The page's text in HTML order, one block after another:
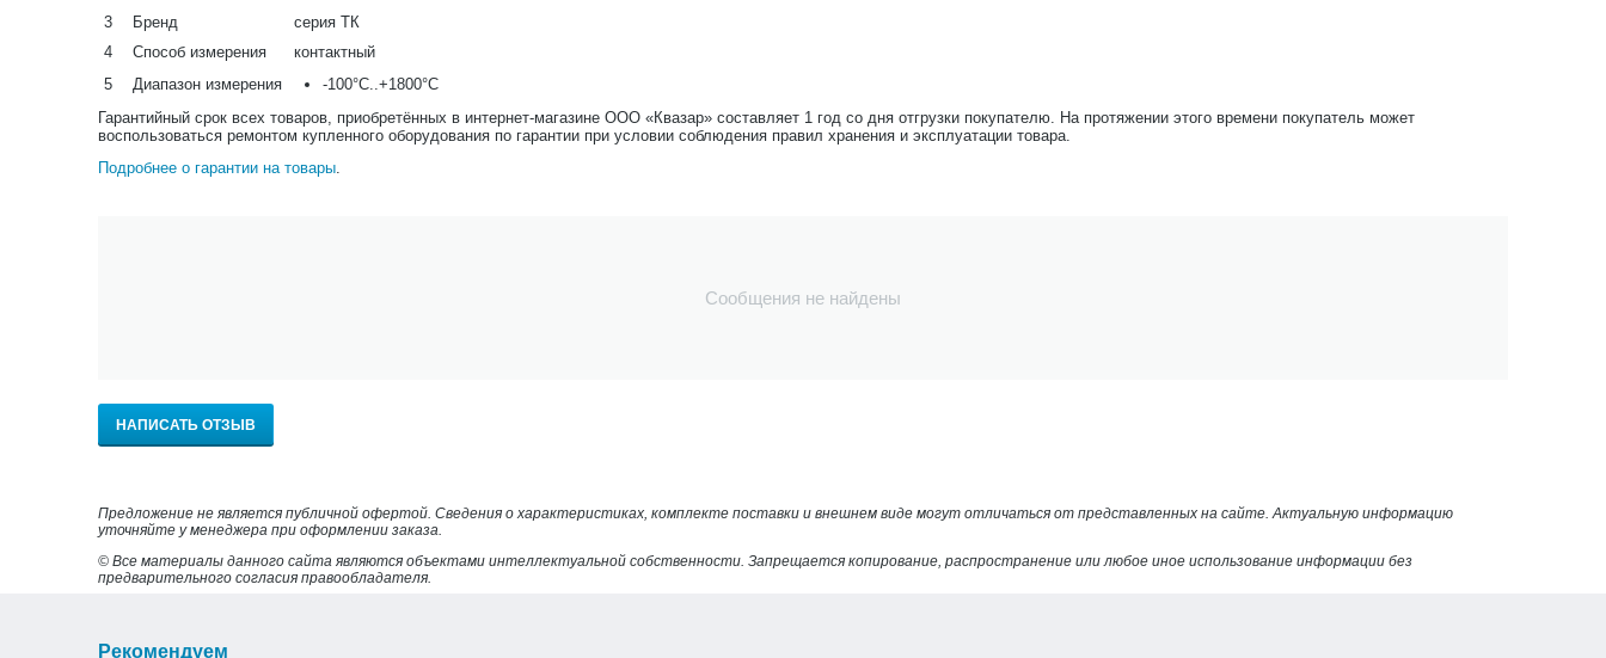
3
Бренд
серия ТК
4
Способ измерения
контактный
5
Диапазон измерения
-100°С..+1800°С
Гарантийный срок всех товаров, приобретённых в интернет-магазине ООО «Квазар» составляет 1 год со дня отгрузки покупателю. На протяжении этого времени покупатель может
воспользоваться ремонтом купленного оборудования по гарантии при условии соблюдения правил хранения и эксплуатации товара.
Подробнее о гарантии на товары.
Сообщения не найдены
НАПИСАТЬ ОТЗЫВ
Предложение не является публичной офертой. Сведения о характеристиках, комплекте поставки и внешнем виде могут отличаться от представленных на сайте. Актуальную информацию
уточняйте у менеджера при оформлении заказа.
© Все материалы данного сайта являются объектами интеллектуальной собственности. Запрещается копирование, распространение или любое иное использование информации без
предварительного согласия правообладателя.
Рекомендуем